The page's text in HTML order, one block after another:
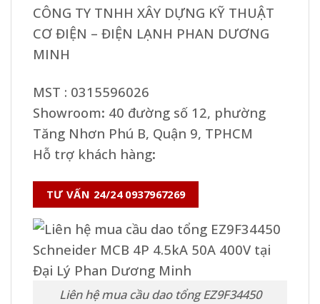
CÔNG TY TNHH XÂY DỰNG KỸ THUẬT
CƠ ĐIỆN – ĐIỆN LẠNH PHAN DƯƠNG
MINH
MST : 0315596026
Showroom: 40 đường số 12, phường
Tăng Nhơn Phú B, Quận 9, TPHCM
Hỗ trợ khách hàng:
TƯ VẤN 24/24 0937967269
Liên hệ mua cầu dao tổng EZ9F34450